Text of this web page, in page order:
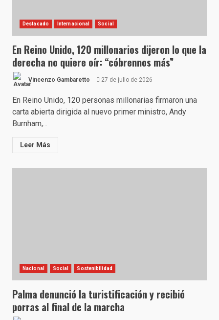
Destacado Internacional Social
En Reino Unido, 120 millonarios dijeron lo que la
derecha no quiere oír: “cóbrennos más”
Vincenzo Gambaretto 27 de julio de 2026
En Reino Unido, 120 personas millonarias firmaron una
carta abierta dirigida al nuevo primer ministro, Andy
Burnham,...
Leer Más
Nacional Social Sostenibilidad
Palma denunció la turistificación y recibió
porras al final de la marcha